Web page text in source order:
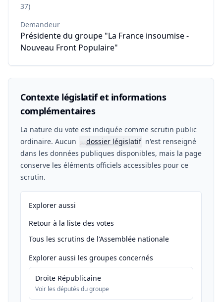
37)
Demandeur
Présidente du groupe "La France insoumise -
Nouveau Front Populaire"
Contexte législatif et informations
complémentaires
La nature du vote est indiquée comme scrutin public
ordinaire. Aucun
📖dossier législatif n'est renseigné
dans les données publiques disponibles, mais la page
conserve les éléments officiels accessibles pour ce
scrutin.
Explorer aussi
Retour à la liste des votes
Tous les scrutins de l'Assemblée nationale
Explorer aussi les groupes concernés
Droite Républicaine
Voir les députés du groupe